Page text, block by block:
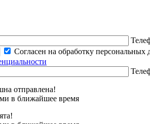
Согласен на обработку персональных
отправлена!
в ближайшее время